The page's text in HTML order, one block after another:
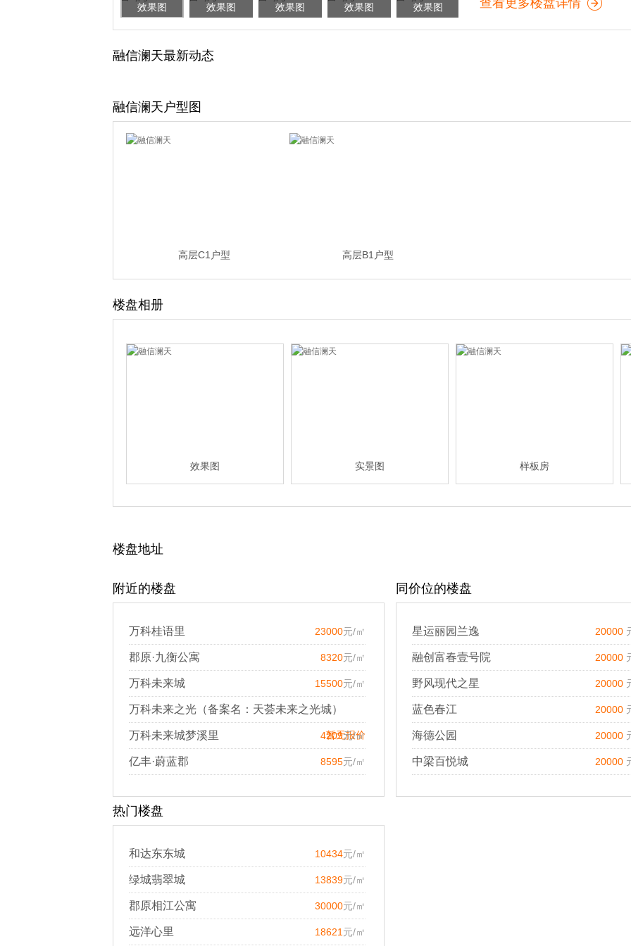
效果图 效果图 效果图 效果图 效果图 查看更多楼盘详情
融信澜天最新动态
融信澜天户型图
高层C1户型 高层B1户型
楼盘相册
效果图 实景图 样板房
楼盘地址
附近的楼盘
万科桂语里 23000元/㎡
郡原·九衡公寓 8320元/㎡
万科未来城 15500元/㎡
万科未来之光（备案名：天荟未来之光城）
暂无报价
万科未来城梦溪里 4209元/㎡
亿丰·蔚蓝郡 8595元/㎡
同价位的楼盘
星运丽园兰逸 20000
融创富春壹号院 20000
野风现代之星 20000
蓝色春江 20000
海德公园 20000
中梁百悦城 20000
热门楼盘
和达东东城 10434元/㎡
绿城翡翠城 13839元/㎡
郡原相江公寓 30000元/㎡
远洋心里 18621 元/㎡